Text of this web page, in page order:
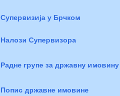
Супервизија у Брчком
Налози Супервизора
Радне групе за државну имовину
Попис државне имовине